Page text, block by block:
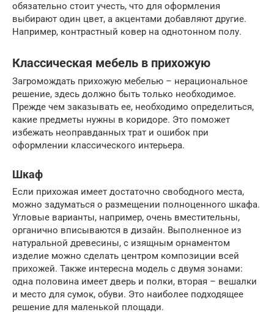
обязательно стоит учесть, что для оформления
выбирают один цвет, а акцентами добавляют другие.
Например, контрастный ковер на однотонном полу.
Классическая мебель в прихожую
Загромождать прихожую мебелью – нерациональное
решение, здесь должно быть только необходимое.
Прежде чем заказывать ее, необходимо определиться,
какие предметы нужны в коридоре. Это поможет
избежать неоправданных трат и ошибок при
оформлении классического интерьера.
Шкаф
Если прихожая имеет достаточно свободного места,
можно задуматься о размещении полноценного шкафа.
Угловые варианты, например, очень вместительны,
органично вписываются в дизайн. Выполненное из
натуральной древесины, с изящным орнаментом
изделие можно сделать центром композиции всей
прихожей. Также интересна модель с двумя зонами:
одна половина имеет дверь и полки, вторая – вешалки
и место для сумок, обуви. Это наиболее подходящее
решение для маленькой площади.